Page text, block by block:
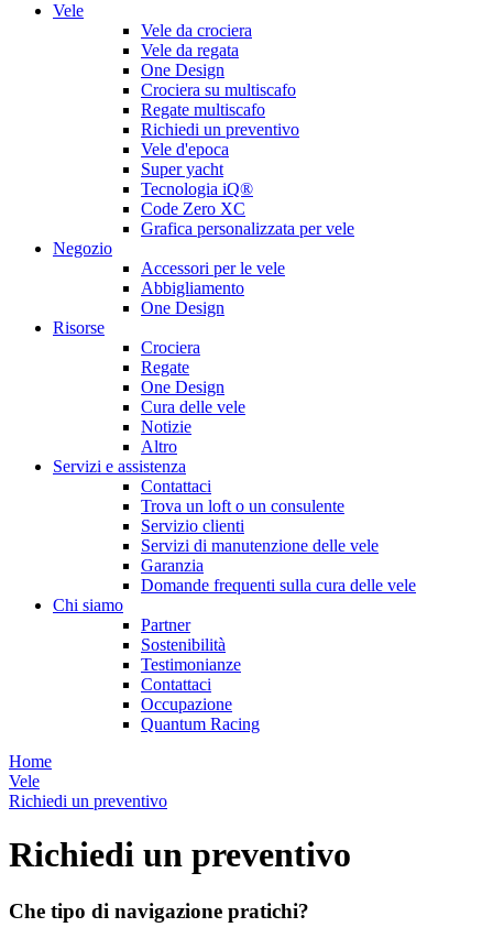
Vele
Vele da crociera
Vele da regata
One Design
Crociera su multiscafo
Regate multiscafo
Richiedi un preventivo
Vele d'epoca
Super yacht
Tecnologia iQ®
Code Zero XC
Grafica personalizzata per vele
Negozio
Accessori per le vele
Abbigliamento
One Design
Risorse
Crociera
Regate
One Design
Cura delle vele
Notizie
Altro
Servizi e assistenza
Contattaci
Trova un loft o un consulente
Servizio clienti
Servizi di manutenzione delle vele
Garanzia
Domande frequenti sulla cura delle vele
Chi siamo
Partner
Sostenibilità
Testimonianze
Contattaci
Occupazione
Quantum Racing
Home
Vele
Richiedi un preventivo
Richiedi un preventivo
Che tipo di navigazione pratichi?